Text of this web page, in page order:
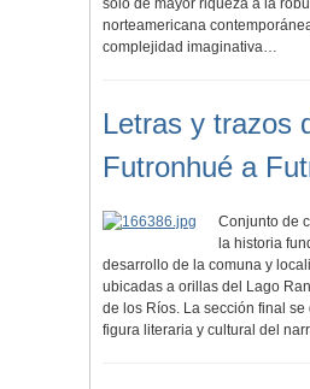
solo de mayor riqueza a la
norteamericana
complejidad imaginativa…
Letras y trazos
Futronhué a
Conjunto de
la historia
desarrollo de la comuna y
ubicadas a orillas del Lago
de los Ríos. La sección final
figura literaria y cultural del